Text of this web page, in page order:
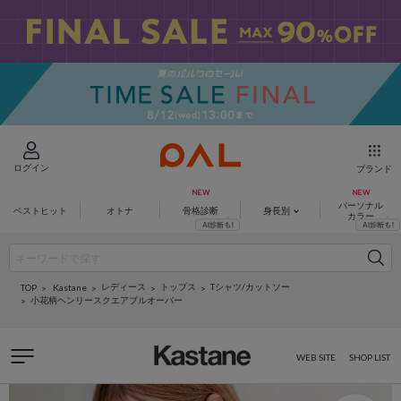
ログイン ブランド
ベストヒット オトナ 骨格診断 身長別
パーソナル
カラー
TOP Kastane レディース トップス
Tシャツ/カットソー
小花柄ヘンリースクエアプルオーバー
WEB SITE SHOP LIST